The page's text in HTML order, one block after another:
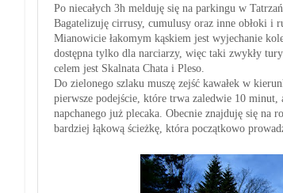
Po niecałych 3h melduję się na parkingu w
Bagatelizuję cirrusy, cumulusy oraz inne obłoki i
Mianowicie łakomym kąskiem jest wyjechanie
dostępna tylko dla narciarzy, więc taki zwykły
celem jest Skalnata Chata i Pleso.
Do zielonego szlaku muszę zejść kawałek w
pierwsze podejście, które trwa zaledwie 10
napchanego już plecaka. Obecnie znajduję się na
bardziej łąkową ścieżkę, która początkowo